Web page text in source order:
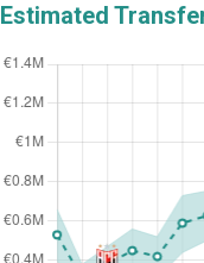
Estimated